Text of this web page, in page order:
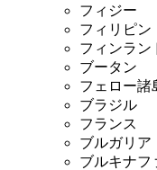
フィジー
フィリピン
フィンラン
ブータン
フェロー諸
ブラジル
フランス
ブルガリア
ブルキナフ